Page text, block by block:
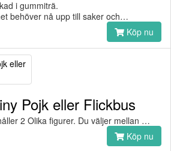
i gummiträ.
behöver nå upp till saker och…
Köp nu
Pojk eller Flickbus
2 Olika figurer. Du väljer mellan …
Köp nu